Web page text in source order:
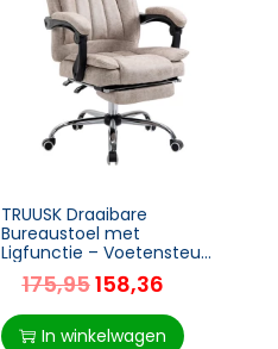
TRUUSK Draaibare
Bureaustoel met
Ligfunctie – Voetensteun
– Zithoogteverstelling –
Microvezel – Kunststof –
Metaal – Nylon –
175,95158,36
In winkelwagen